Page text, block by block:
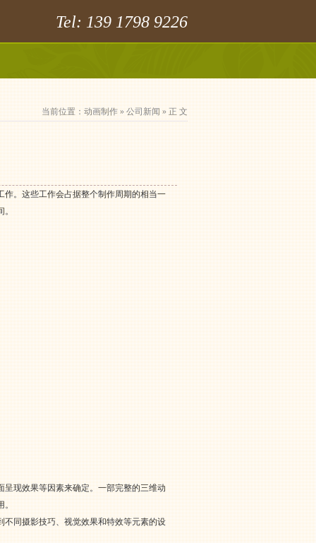
Tel: 139 1798 9226
当前位置：动画制作»公司新闻» 正 文
。这些工作会占据整个制作周期的相当一
。
现效果等因素来确定。一部完整的三维动
。
同摄影技巧、视觉效果和特效等元素的设